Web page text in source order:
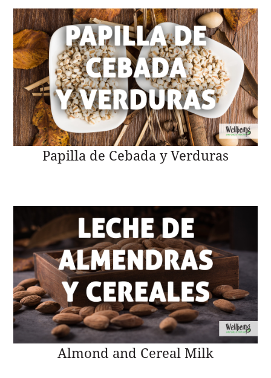
Papilla de Cebada y Verduras
Almond and Cereal Milk